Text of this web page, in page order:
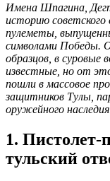
Имена Шпагина,
историю
пулеметы,
символами Победы.
образцов, в суровые
известные, но от
пошли в массовое
защитников Тулы,
оружейного
1. Пистолет-
тульский